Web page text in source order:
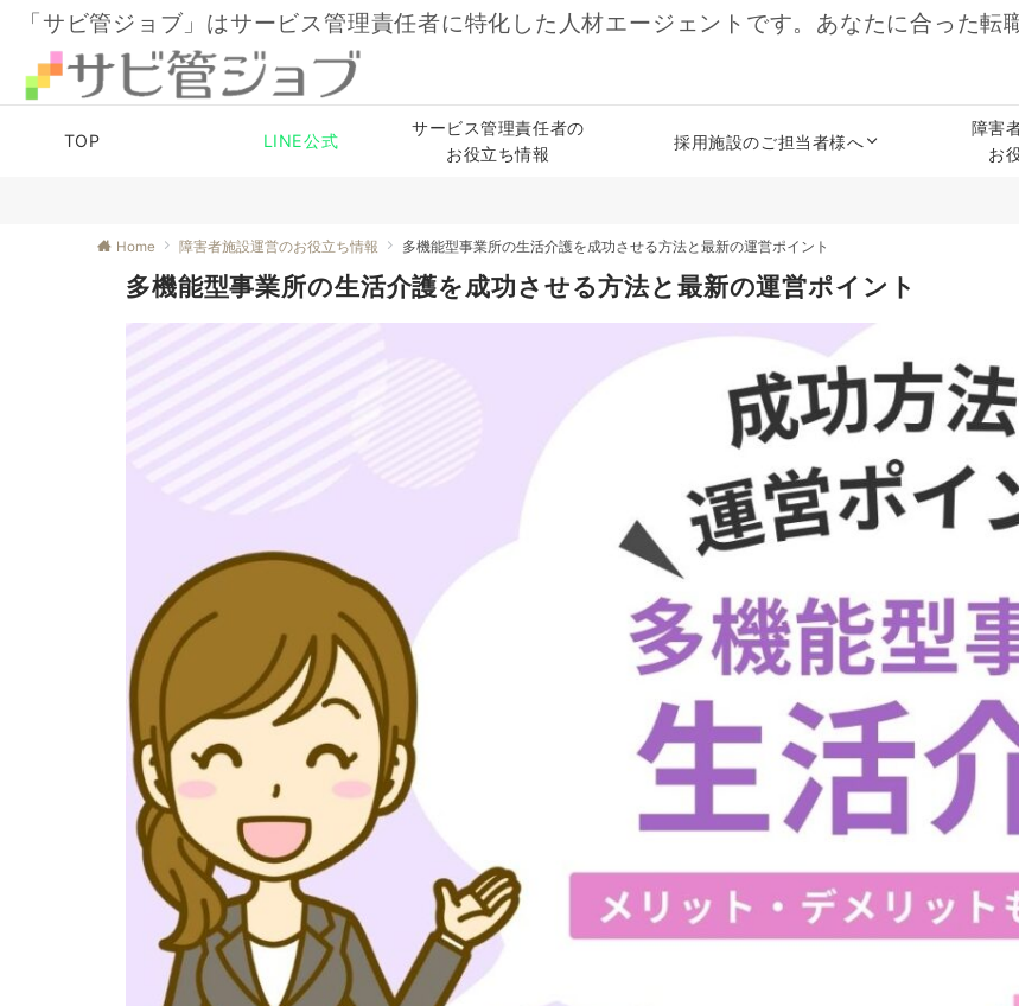
「サビ管ジョブ」はサービス管理責任者に特化した人材エージェントです。あなたに合った転
TOP LINE公式
サービス管理責任者の
お役立ち情報
採用施設のご担当者様へ
障害
お
Home 障害者施設運営のお役立ち情報 多機能型事業所の生活介護を成功させる方法と最新の運営ポイント
多機能型事業所の生活介護を成功させる方法と最新の運営ポイント